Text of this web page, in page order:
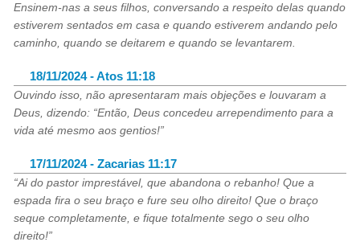
Ensinem-nas a seus filhos, conversando a respeito delas quando
estiverem sentados em casa e quando estiverem andando pelo
caminho, quando se deitarem e quando se levantarem.
18/11/2024 - Atos 11:18
Ouvindo isso, não apresentaram mais objeções e louvaram a
Deus, dizendo: “Então, Deus concedeu arrependimento para a
vida até mesmo aos gentios!”
17/11/2024 - Zacarias 11:17
“Ai do pastor imprestável, que abandona o rebanho! Que a
espada fira o seu braço e fure seu olho direito! Que o braço
seque completamente, e fique totalmente sego o seu olho
direito!”